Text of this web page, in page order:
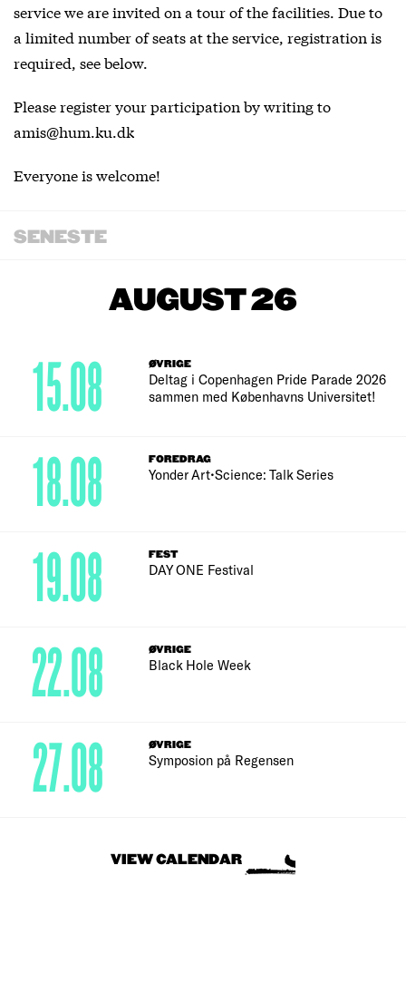
service we are invited on a tour of the facilities. Due to
a limited number of seats at the service, registration is
required, see below.
Please register your participation by writing to
amis@hum.ku.dk
Everyone is welcome!
SENESTE
AUGUST 26
ØVRIGE
Deltag i Copenhagen Pride Parade 2026
sammen med Københavns Universitet!
15.08
FOREDRAG
Yonder Art•Science: Talk Series
18.08
FEST
DAY ONE Festival
19.08
ØVRIGE
Black Hole Week
22.08
ØVRIGE
Symposion på Regensen
27.08
VIEW CALENDAR